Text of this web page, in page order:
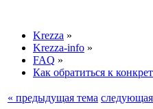
Krezza »
Krezza-info »
FAQ »
Как обратиться к
« предыдущая тема